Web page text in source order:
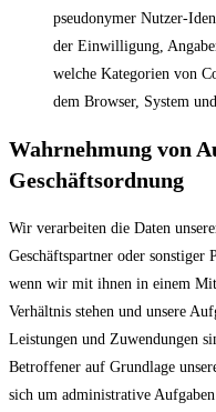
pseudonymer Nutzer-
der Einwilligung,
welche Kategorien von
dem Browser, System
Wahrnehmung von
Geschäftsordnung
Wir verarbeiten die Daten
Geschäftspartner oder sonstiger
wenn wir mit ihnen in einem
Verhältnis stehen und unsere
Leistungen und Zuwendungen
Betroffener auf Grundlage
sich um administrative